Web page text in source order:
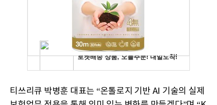
티쓰리큐 박병훈 대표는 “온톨로지 기반 AI 기술의 실제